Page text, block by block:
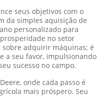
seus objetivos com o
da simples aquisição de
personalizado para
no setor
sobre adquirir máquinas; é
a seu favor, impulsionando
sucesso no campo.
onde cada passo é
mais próspero. Seu